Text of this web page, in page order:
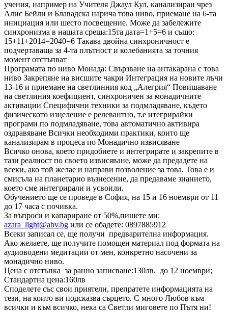
учения, например на Учителя Джаул Кул, канализиран чрез
Алис Бейли и Блавадска нарича това ниво, приемане на 6-та
инициация или шесто посвещение. Може да забележите
синхронизма в нашата среща:15та дата=1+5=6 и също:
15+11+2014=2040=6 Такава двойна синхроничност е
подчертаваща за 4-та плътност и колебанията за точния
момент отстъпват
Програмата по ниво Монада: Свързване на антакарана с това
ниво Закрепяне на висшите чакри Интеграция на новите лъчи
13-16 и приемане на светлинния код „Алегрия“ Повишаване
на светлиния коефициент, синхроничен за монадичните
активации Специфични техники за подмладяване, където
физическото изцеление е релевантно, т.е итегрирайки
програми по подмладяване, това автоматично активира
оздравяване Всички необходими практики, които ще
канализирам в процеса по Монадично извисяване
Всичко онова, което придобиете и интегрирате и закрепите в
тази реалност по своето извисяване, може да предадете на
всеки, ако той желае и направи позволение за това. Това е и
смисъла на планетарно възнесение, да предаваме знанието,
което сме интегрирали и усвоили.
Обучението ще се проведе в София, на 15 и 16 ноември от 11
до 17 часа с почивка.
За въпроси и капариране от 50%,пишете ми:
azara_light@abv.bg или се обадете: 0897885912
Всеки записал се, ще получи предварителна информация.
Ако желаете, ще получите помощен материал под формата на
аудиоводени медитации от мен, конкретно насочени за
монадично ниво.
Цена с отстъпка за ранно записване:130лв. до 12 ноември;
Стандартна цена:160лв
Споделете със свои приятели, препратете информацията на
тези, на които ви подсказва сърцето. С много Любов към
всички и към всичко, нека са Светли миговете по Пътя ни!